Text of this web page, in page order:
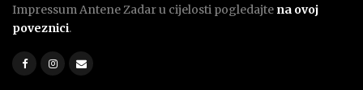
Impressum Antene Zadar u cijelosti pogledajte na ovoj
poveznici.